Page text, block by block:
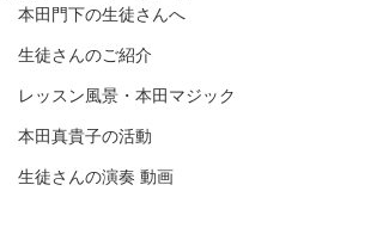
本田門下の生徒さんへ
生徒さんのご紹介
レッスン風景・本田マジック
本田真貴子の活動
生徒さんの演奏 動画